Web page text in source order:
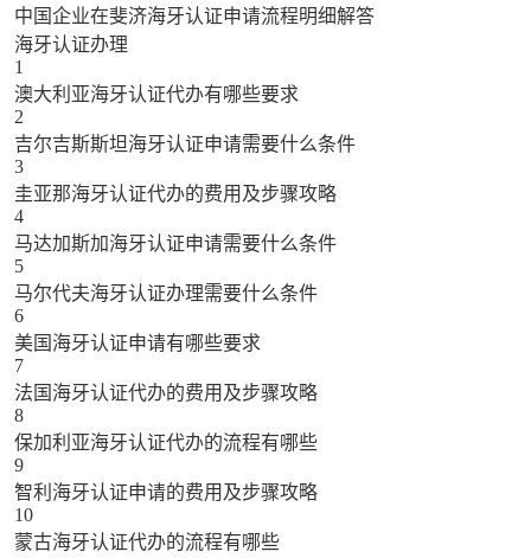
中国企业在斐济海牙认证申请流程明细解答
海牙认证办理
1
澳大利亚海牙认证代办有哪些要求
2
吉尔吉斯斯坦海牙认证申请需要什么条件
3
圭亚那海牙认证代办的费用及步骤攻略
4
马达加斯加海牙认证申请需要什么条件
5
马尔代夫海牙认证办理需要什么条件
6
美国海牙认证申请有哪些要求
7
法国海牙认证代办的费用及步骤攻略
8
保加利亚海牙认证代办的流程有哪些
9
智利海牙认证申请的费用及步骤攻略
10
蒙古海牙认证代办的流程有哪些